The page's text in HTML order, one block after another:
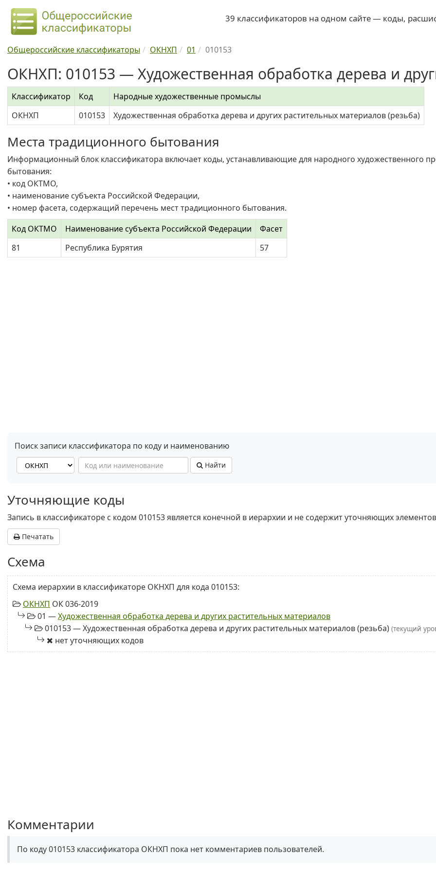
39 классификаторов на одном сайте — коды,
Общероссийские классификаторы ОКНХП 01 010153
ОКНХП: 010153 — Художественная обработка дерева и
Классификатор Код
Народные художественные промыслы
ОКНХП
010153 Художественная обработка дерева и других растительных материалов (резьба)
Места традиционного бытования
Информационный блок классификатора включает коды, устанавливающие для народного художественного
бытования:
• код ОКТМО,
• наименование субъекта Российской Федерации,
• номер фасета, содержащий перечень мест традиционного бытования.
Код ОКТМО
Наименование субъекта Российской Федерации
Фасет
81
Республика Бурятия 57
Поиск записи классификатора по коду и наименованию
Найти
Уточняющие коды
Запись в классификаторе с кодом 010153 является конечной в иерархии и не содержит уточняющих
Печатать
Схема
Схема иерархии в классификаторе ОКНХП для кода 010153:
ОКНХП ОК 036-2019
01 —Художественная обработка дерева и других растительных материалов
010153 — Художественная обработка дерева и других растительных материалов (резьба) (текущий
нет уточняющих кодов
Комментарии
По коду 010153 классификатора ОКНХП пока нет комментариев пользователей.